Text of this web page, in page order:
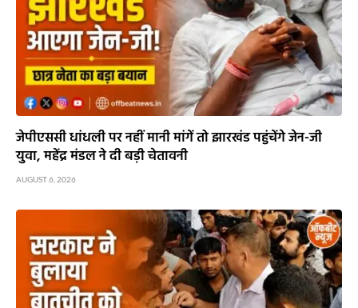
जेपीएससी धांधली पर नहीं मानी मांगें तो झारखंड पहुंचेंगे जेन-जी
युवा, महेंद्र मंडल ने दी बड़ी चेतावनी
AUGUST 6, 2026